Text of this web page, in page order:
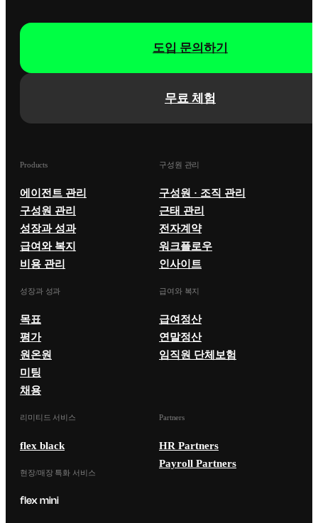
무료 체험
도입 문의하기
Products
에이전트 관리
구성원 관리
성장과 성과
급여와 복지
비용 관리
구성원 관리
구성원 · 조직 관리
근태 관리
전자계약
워크플로우
인사이트
성장과 성과
목표
평가
원온원
미팅
채용
급여와 복지
급여정산
연말정산
임직원 단체보험
리미티드 서비스
flex black
현장/매장 특화 서비스
Partners
HR Partners
Payroll Partners